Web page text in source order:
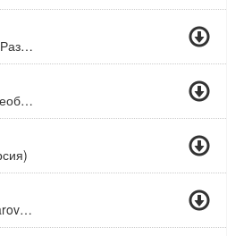
Зажечь Огни Земли Разжечь Их По Сторонам
Я Призрак В Ночи Необитованных
Феникс (Denis Misharov & Maks G Radio Remix)